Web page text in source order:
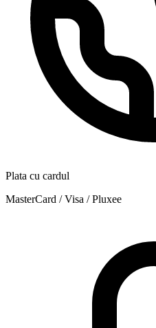
Plata cu cardul
MasterCard / Visa / Pluxee